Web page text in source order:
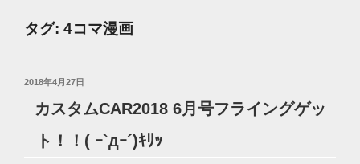
タグ: 4コマ漫画
投
2018年4月27日
カスタムCAR2018 6月号フライングゲッ
ト！！( ｰ`дｰ´)ｷﾘｯ